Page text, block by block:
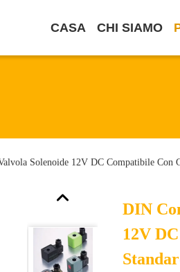
CASA CHI SIAMO
Solenoide 12V DC Compatibile Con
DIN
12V